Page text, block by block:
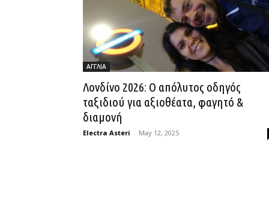
ΑΓΓΛΙΑ
Λονδίνο 2026: Ο απόλυτος οδηγός
ταξιδιού για αξιοθέατα, φαγητό &
διαμονή
Electra Asteri - May 12, 2025